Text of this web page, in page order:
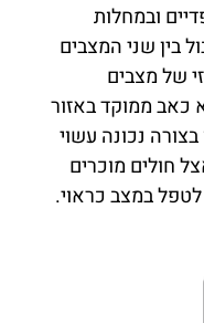
ובמחלות
בין שני המצבים
של מצבים
כאב ממוקד באזור
נכונה עשוי
חולים מוכרים
במצב כראוי.